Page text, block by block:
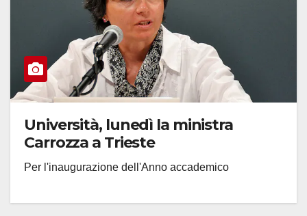
Università, lunedì la ministra
Carrozza a Trieste
Per l'inaugurazione dell'Anno accademico